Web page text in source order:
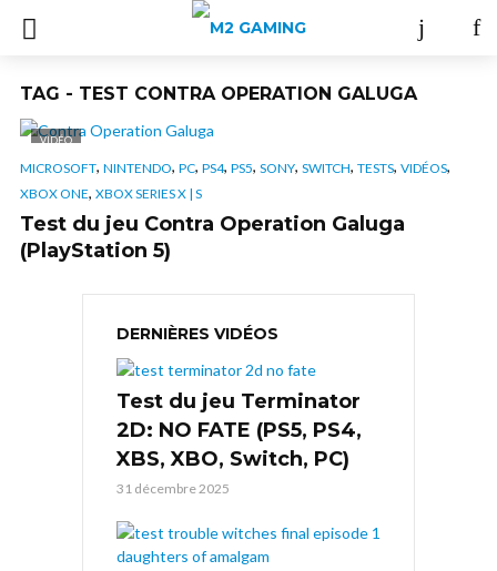
TAG - TEST CONTRA OPERATION GALUGA
VIDÉO
MICROSOFT, NINTENDO, PC, PS4, PS5, SONY, SWITCH, TESTS, VIDÉOS,
XBOX ONE, XBOX SERIES X | S
Test du jeu Contra Operation Galuga
(PlayStation 5)
DERNIÈRES VIDÉOS
Test du jeu Terminator
2D: NO FATE (PS5, PS4,
XBS, XBO, Switch, PC)
31 décembre 2025